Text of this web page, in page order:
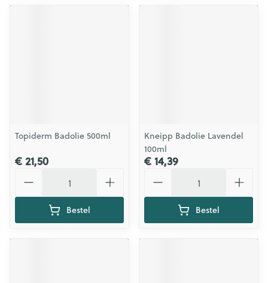
Topiderm Badolie 500ml
€ 21,50
Bestel
Kneipp Badolie Lavendel
100ml
€ 14,39
Bestel